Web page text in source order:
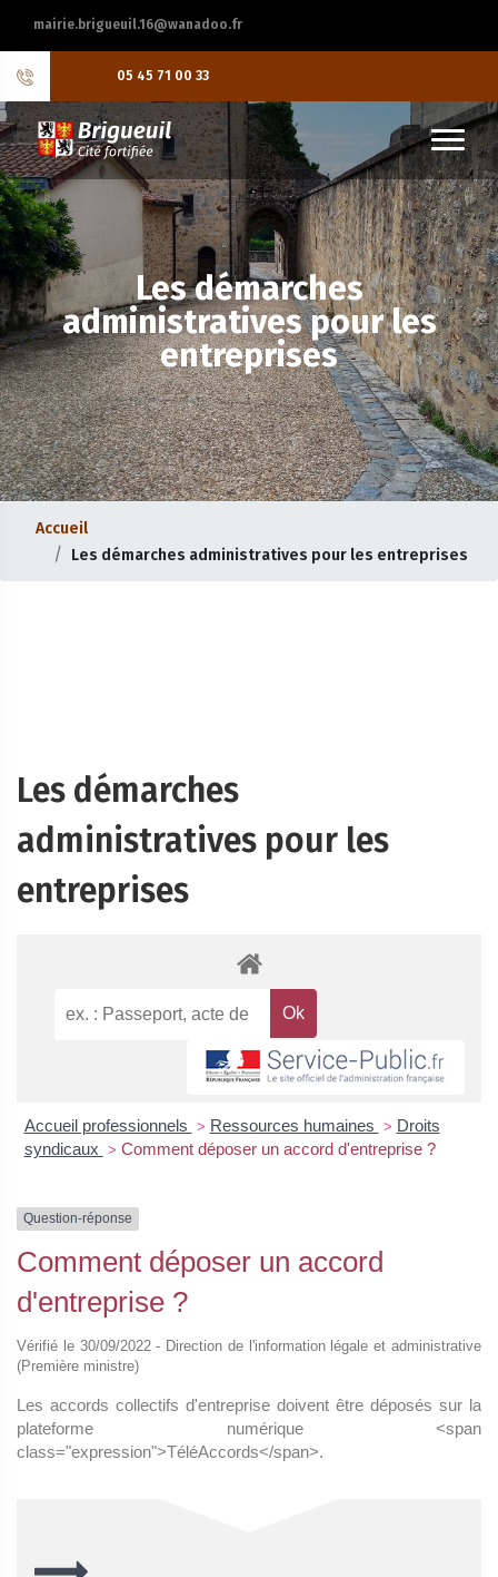
mairie.brigueuil.16@wanadoo.fr
05 45 71 00 33
Les démarches
administratives pour les
entreprises
Accueil
Les démarches administratives pour les entreprises
Les démarches
administratives pour les
entreprises
Accueil professionnels > Ressources humaines > Droits
syndicaux > Comment déposer un accord d'entreprise ?
Question-réponse
Comment déposer un accord
d'entreprise ?
Vérifié le 30/09/2022 - Direction de l'information légale et administrative
(Première ministre)
Les accords collectifs d'entreprise doivent être déposés sur la
plateforme numérique <span
class="expression">TéléAccords</span>.